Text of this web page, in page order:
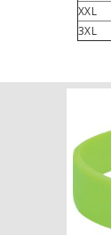
XXL
3XL